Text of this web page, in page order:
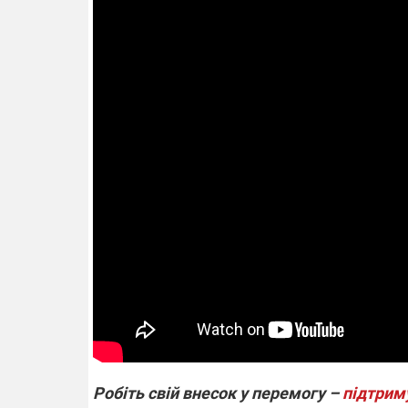
Робіть свій внесок у перемогу –